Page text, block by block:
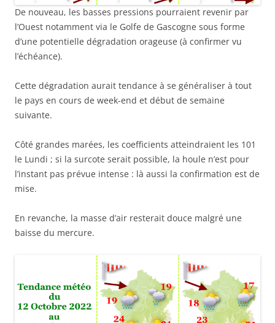
De nouveau, les basses pressions pourraient revenir par
l’Ouest notamment via le Golfe de Gascogne sous forme
d’une potentielle dégradation orageuse (à confirmer vu
l’échéance).
Cette dégradation aurait tendance à se généraliser à tout
le pays en cours de week-end et début de semaine
suivante.
Côté grandes marées, les coefficients atteindraient les 101
le Lundi ; si la surcote serait possible, la houle n’est pour
l’instant pas prévue intense : là aussi la confirmation est de
mise.
En revanche, la masse d’air resterait douce malgré une
baisse du mercure.